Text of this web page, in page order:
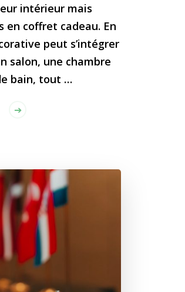
intérieur mais
en coffret cadeau. En
peut s’intégrer
salon, une chambre
bain, tout …